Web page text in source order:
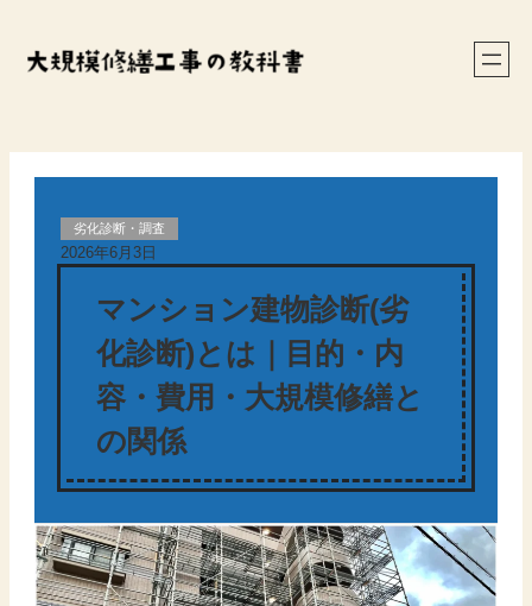
劣化診断・調査
2026年6月3日
マンション建物診断(劣
化診断)とは｜目的・内
容・費用・大規模修繕と
の関係